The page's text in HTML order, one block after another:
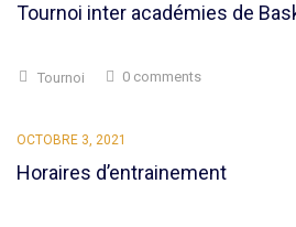
Tournoi inter académies de
Tournoi 0 comments
OCTOBRE 3, 2021
Horaires d’entrainement